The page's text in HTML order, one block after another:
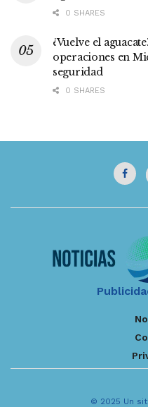
0 SHARES
¿Vuelve el
operaciones en
seguridad
0 SHARES
© 2025 Un